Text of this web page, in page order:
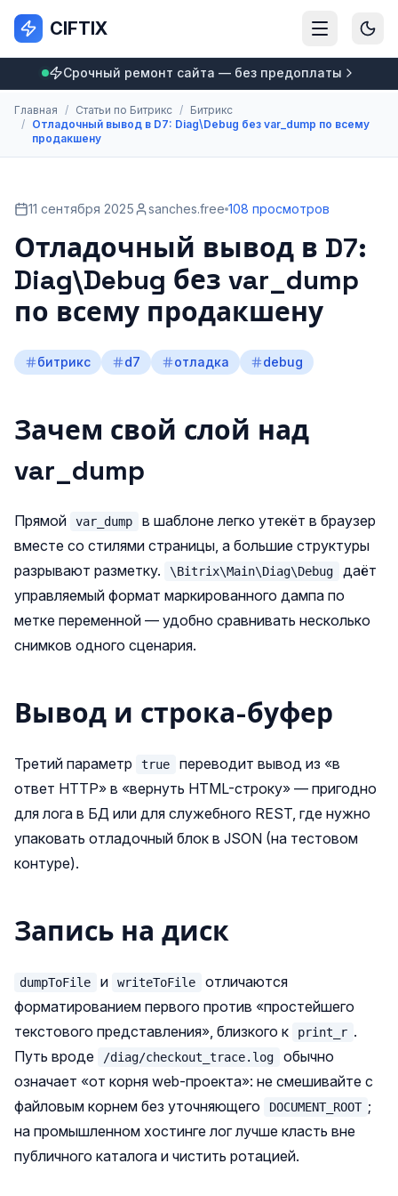
CIFTIX
Срочный ремонт сайта — без предоплаты
Главная / Статьи по Битрикс / Битрикс
/ Отладочный вывод в D7: Diag\Debug без var_dump по всему
продакшену
11 сентября 2025 sanches.free 108 просмотров
Отладочный вывод в D7:
Diag\Debug без var_dump
по всему продакшену
битрикс d7 отладка debug
Зачем свой слой над
var_dump
Прямой var_dump
в шаблоне легко утекёт в браузер
вместе со стилями страницы, а большие структуры
разрывают разметку.
\Bitrix\Main\Diag\Debug
даёт
управляемый формат маркированного дампа по
метке переменной — удобно сравнивать несколько
снимков одного сценария.
Вывод и строка-буфер
Третий параметр true
переводит вывод из «в
ответ HTTP» в «вернуть HTML-строку» — пригодно
для лога в БД или для служебного REST, где нужно
упаковать отладочный блок в JSON (на тестовом
контуре).
Запись на диск
dumpToFile и writeToFile
отличаются
форматированием первого против «простейшего
текстового представления», близкого к
print_r .
Путь вроде
/diag/checkout_trace.log
обычно
означает «от корня web-проекта»: не смешивайте с
файловым корнем без уточняющего
DOCUMENT_ROOT ;
на промышленном хостинге лог лучше класть вне
публичного каталога и чистить ротацией.